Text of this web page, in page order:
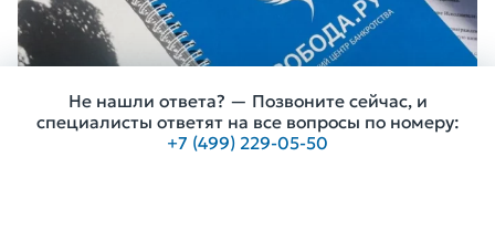
Не нашли ответа? — Позвоните сейчас, и
специалисты ответят на все вопросы по номеру:
+7 (499) 229-05-50